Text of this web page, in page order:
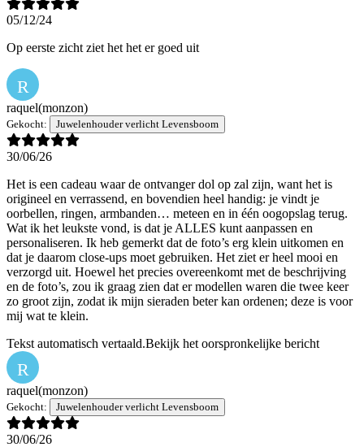
05/12/24
Op eerste zicht ziet het het er goed uit
R
raquel(monzon)
Gekocht: Juwelenhouder verlicht Levensboom
30/06/26
Het is een cadeau waar de ontvanger dol op zal zijn, want het is
origineel en verrassend, en bovendien heel handig: je vindt je
oorbellen, ringen, armbanden… meteen en in één oogopslag terug.
Wat ik het leukste vond, is dat je ALLES kunt aanpassen en
personaliseren. Ik heb gemerkt dat de foto’s erg klein uitkomen en
dat je daarom close-ups moet gebruiken. Het ziet er heel mooi en
verzorgd uit. Hoewel het precies overeenkomt met de beschrijving
en de foto’s, zou ik graag zien dat er modellen waren die twee keer
zo groot zijn, zodat ik mijn sieraden beter kan ordenen; deze is voor
mij wat te klein.
Tekst automatisch vertaald.Bekijk het oorspronkelijke bericht
R
raquel(monzon)
Gekocht: Juwelenhouder verlicht Levensboom
30/06/26